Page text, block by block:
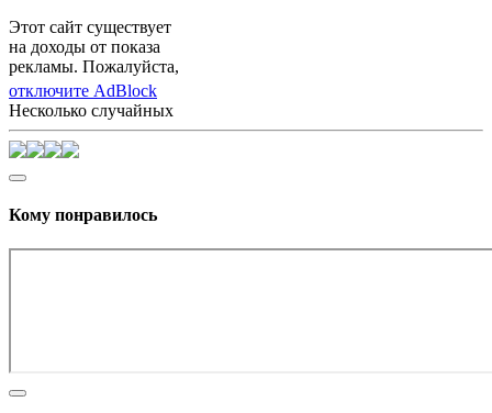
Этот сайт существует
на доходы от показа
рекламы. Пожалуйста,
отключите AdBlock
Несколько случайных
Кому понравилось